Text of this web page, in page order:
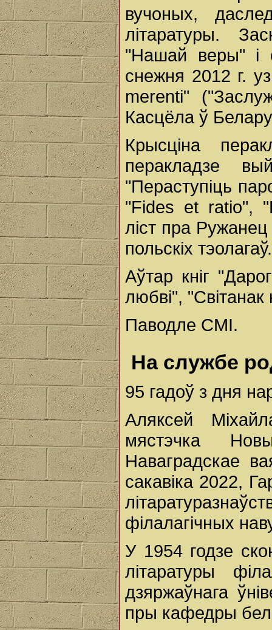
вучоных,
літаратуры.
"Нашай веры" і
снежня 2012 г.
merenti"
Касцёла ў
Крысціна
перакладзе
"Пераступіць
"Fides et ratio",
ліст пра
польскіх тэолагаў.
Аўтар кніг
любві",
Паводле СМІ.
На службе
95 гадоў з дня
Аляксей
мястэчка
Наваградскае
сакавіка 2022,
філалагічных
У 1954 годзе
літаратуры
дзяржаўнага
пры кафедры